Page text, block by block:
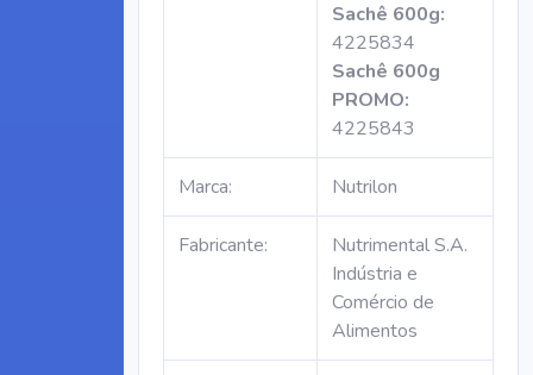
Sachê 600g:
4225834
Sachê 600g
PROMO:
4225843
Marca: Nutrilon
Fabricante:
Nutrimental S.A.
Indústria e
Comércio de
Alimentos